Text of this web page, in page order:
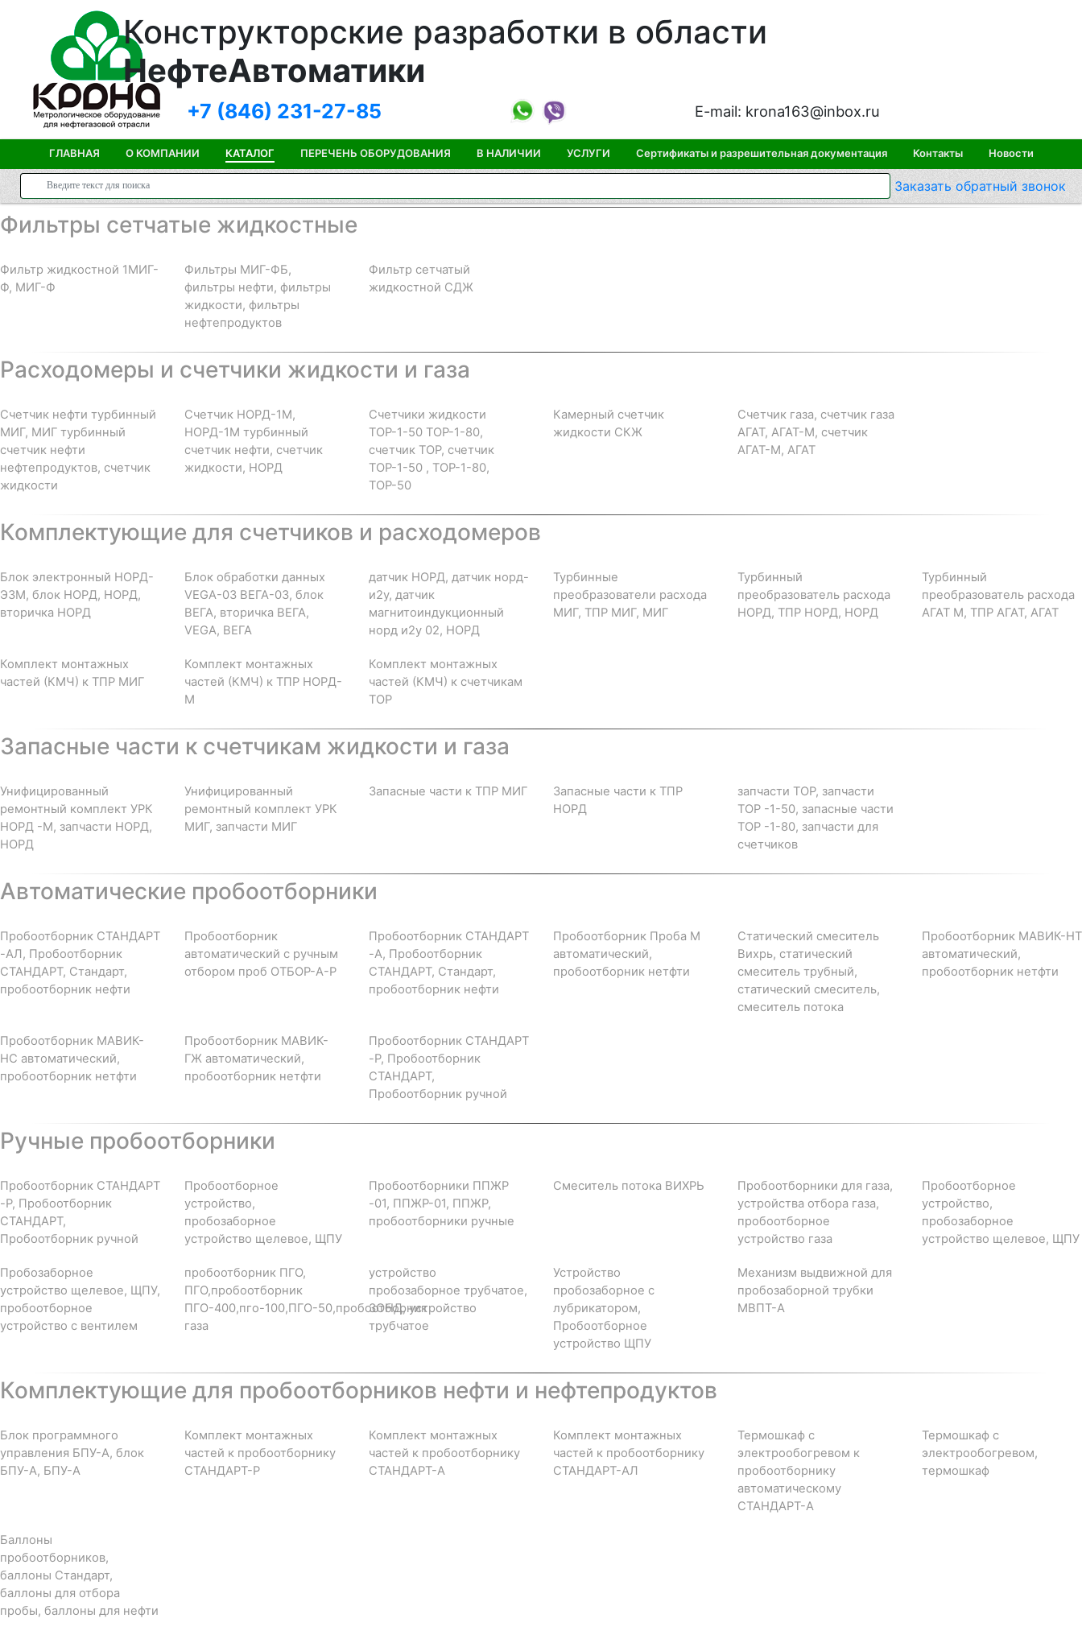
Конструкторские разработки в области
НефтеАвтоматики
+7 (846) 231-27-85 E-mail: krona163@inbox.ru
ГЛАВНАЯ О КОМПАНИИ КАТАЛОГ ПЕРЕЧЕНЬ ОБОРУДОВАНИЯ В НАЛИЧИИ УСЛУГИ Сертификаты и разрешительная документация Контакты Новости
Заказать обратный звонок
Фильтры сетчатые жидкостные
Фильтр жидкостной 1МИГ-
Ф, МИГ-Ф
Фильтры МИГ-ФБ,
фильтры нефти, фильтры
жидкости, фильтры
нефтепродуктов
Фильтр сетчатый
жидкостной СДЖ
Расходомеры и счетчики жидкости и газа
Счетчик нефти турбинный
МИГ, МИГ турбинный
счетчик нефти
нефтепродуктов, счетчик
жидкости
Счетчик НОРД-1М,
НОРД-1М турбинный
счетчик нефти, счетчик
жидкости, НОРД
Счетчики жидкости
ТОР-1-50 ТОР-1-80,
счетчик ТОР, счетчик
ТОР-1-50 , ТОР-1-80,
ТОР-50
Камерный счетчик
жидкости СКЖ
Счетчик газа, счетчик газа
АГАТ, АГАТ-М, счетчик
АГАТ-М, АГАТ
Комплектующие для счетчиков и расходомеров
Блок электронный НОРД-
Э3М, блок НОРД, НОРД,
вторичка НОРД
Блок обработки данных
VEGA-03 ВЕГА-03, блок
ВЕГА, вторичка ВЕГА,
VEGA, ВЕГА
датчик НОРД, датчик норд-
и2у, датчик
магнитоиндукционный
норд и2у 02, НОРД
Турбинные
преобразователи расхода
МИГ, ТПР МИГ, МИГ
Турбинный
преобразователь расхода
НОРД, ТПР НОРД, НОРД
Турбинный
преобразователь расхода
АГАТ М, ТПР АГАТ, АГАТ
Комплект монтажных
частей (КМЧ) к ТПР МИГ
Комплект монтажных
частей (КМЧ) к ТПР НОРД-
М
Комплект монтажных
частей (КМЧ) к счетчикам
ТОР
Запасные части к счетчикам жидкости и газа
Унифицированный
ремонтный комплект УРК
НОРД -М, запчасти НОРД,
НОРД
Унифицированный
ремонтный комплект УРК
МИГ, запчасти МИГ
Запасные части к ТПР МИГ
Запасные части к ТПР
НОРД
запчасти ТОР, запчасти
ТОР -1-50, запасные части
ТОР -1-80, запчасти для
счетчиков
Автоматические пробоотборники
Пробоотборник СТАНДАРТ
-АЛ, Пробоотборник
СТАНДАРТ, Стандарт,
пробоотборник нефти
Пробоотборник
автоматический с ручным
отбором проб ОТБОР-А-Р
Пробоотборник СТАНДАРТ
-А, Пробоотборник
СТАНДАРТ, Стандарт,
пробоотборник нефти
Пробоотборник Проба М
автоматический,
пробоотборник нетфти
Статический смеситель
Вихрь, статический
смеситель трубный,
статический смеситель,
смеситель потока
Пробоотборник МАВИК-НТ
автоматический,
пробоотборник нетфти
Пробоотборник МАВИК-
НС автоматический,
пробоотборник нетфти
Пробоотборник МАВИК-
ГЖ автоматический,
пробоотборник нетфти
Пробоотборник СТАНДАРТ
-Р, Пробоотборник
СТАНДАРТ,
Пробоотборник ручной
Ручные пробоотборники
Пробоотборник СТАНДАРТ
-Р, Пробоотборник
СТАНДАРТ,
Пробоотборник ручной
Пробоотборное
устройство,
пробозаборное
устройство щелевое, ЩПУ
Пробоотборники ППЖР
-01, ППЖР-01, ППЖР,
пробоотборники ручные
Смеситель потока ВИХРЬ
Пробоотборники для газа,
устройства отбора газа,
пробоотборное
устройство газа
Пробоотборное
устройство,
пробозаборное
устройство щелевое, ЩПУ
Пробозаборное
устройство щелевое, ЩПУ,
пробоотборное
устройство с вентилем
пробоотборник ПГО,
ПГО,пробоотборник
ПГО-400,пго-100,ПГО-50,пробоотборник
газа
устройство
пробозаборное трубчатое,
ЗОНД, устройство
трубчатое
Устройство
пробозаборное с
лубрикатором,
Пробоотборное
устройство ЩПУ
Механизм выдвижной для
пробозаборной трубки
МВПТ-А
Комплектующие для пробоотборников нефти и нефтепродуктов
Блок программного
управления БПУ-А, блок
БПУ-А, БПУ-А
Комплект монтажных
частей к пробоотборнику
СТАНДАРТ-Р
Комплект монтажных
частей к пробоотборнику
СТАНДАРТ-А
Комплект монтажных
частей к пробоотборнику
СТАНДАРТ-АЛ
Термошкаф с
электрообогревом к
пробоотборнику
автоматическому
СТАНДАРТ-А
Термошкаф с
электрообогревом,
термошкаф
Баллоны
пробоотборников,
баллоны Стандарт,
баллоны для отбора
пробы, баллоны для нефти